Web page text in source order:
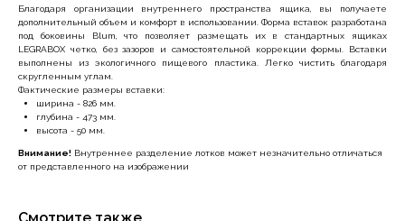
Благодаря организации внутреннего пространства ящика, вы получаете
дополнительный объем и комфорт в использовании. Форма вставок разработана
под боковины Blum, что позволяет размещать их в стандартных ящиках
LEGRABOX четко, без зазоров и самостоятельной коррекции формы. Вставки
выполнены из экологичного пищевого пластика. Легко чистить благодаря
скругленным углам.
Фактические размеры вставки:
ширина - 826 мм.
глубина - 473 мм.
высота - 50 мм.
Внимание! Внутреннее разделение лотков может незначительно отличаться
от представленного на изображении